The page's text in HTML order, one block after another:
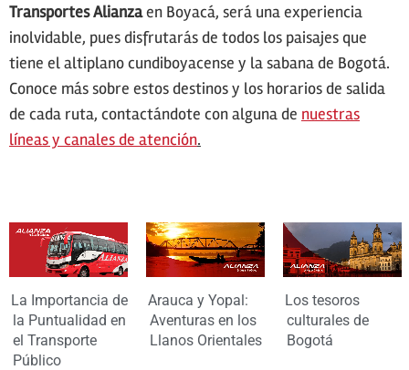
Transportes Alianzaen Boyacá, será una experiencia
inolvidable, pues disfrutarás de todos los paisajes que
tiene el altiplano cundiboyacense y la sabana de Bogotá.
Conoce más sobre estos destinos y los horarios de salida
de cada ruta, contactándote con alguna de nuestras
líneas y canales de atención.
La Importancia de
la Puntualidad en
el Transporte
Público
Arauca y Yopal:
Aventuras en los
Llanos Orientales
Los tesoros
culturales de
Bogotá